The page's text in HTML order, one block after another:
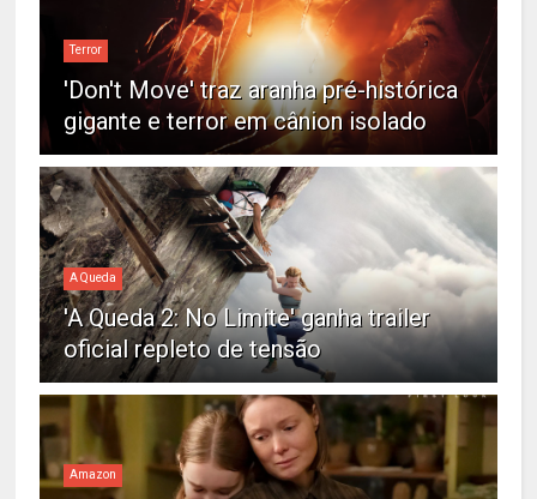
Terror
'Don't Move' traz aranha pré-histórica
gigante e terror em cânion isolado
A Queda
'A Queda 2: No Limite' ganha trailer
oficial repleto de tensão
Amazon